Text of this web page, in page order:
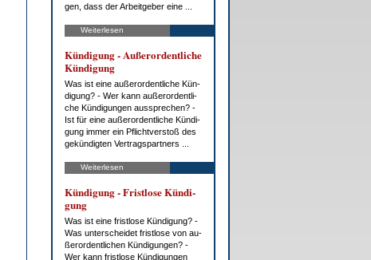
gen, dass der Ar­beit­ge­ber ei­ne ...
Weiterlesen
Kün­di­gung - Au­ßer­or­dent­li­che
Kün­di­gung
Was ist ei­ne au­ßer­or­dent­li­che Kün­
di­gung? - Wer kann au­ßer­or­dent­li­
che Kün­di­gun­gen aus­spre­chen? -
Ist für ei­ne au­ßer­or­dent­li­che Kün­di­
gung im­mer ein Pflicht­ver­stoß des
ge­kün­dig­ten Ver­trags­part­ners ...
Weiterlesen
Kün­di­gung - Frist­lo­se Kün­di­
gung
Was ist ei­ne frist­lo­se Kün­di­gung? -
Was un­ter­schei­det frist­lo­se von au­
ßer­or­dent­li­chen Kün­di­gun­gen? -
Wer kann frist­lo­se Kün­di­gun­gen